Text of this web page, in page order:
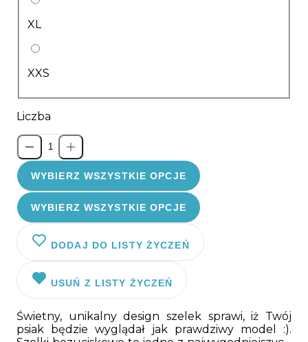
XL
XXS
Liczba
WYBIERZ WSZYSTKIE OPCJE
WYBIERZ WSZYSTKIE OPCJE
DODAJ DO LISTY ŻYCZEŃ
USUŃ Z LISTY ŻYCZEŃ
Świetny, unikalny design szelek sprawi, iż Twój
psiak będzie wyglądał jak prawdziwy model :).